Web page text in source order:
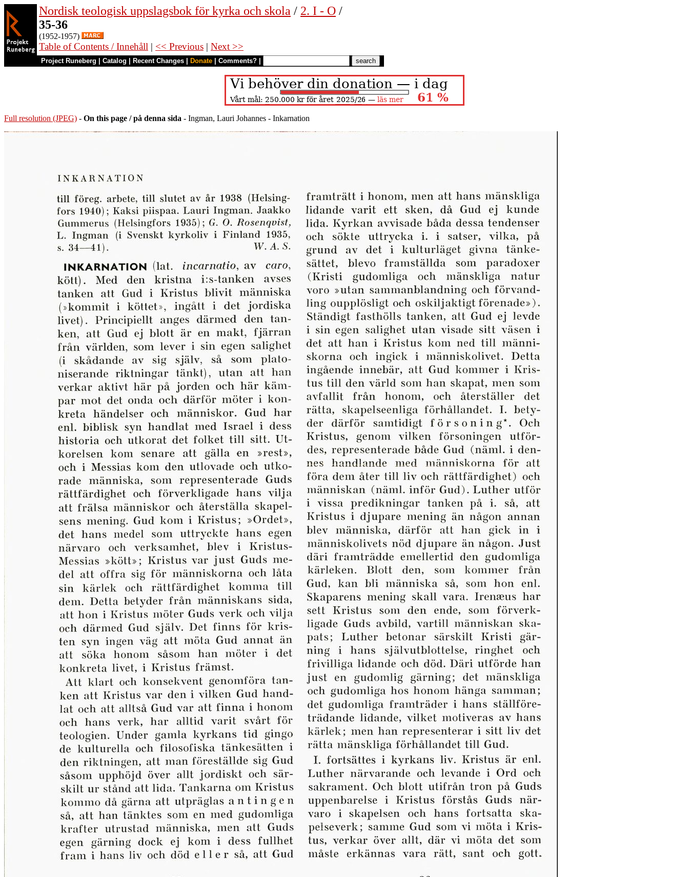
Nordisk teologisk uppslagsbok för kyrka och skola / 2. I - O /
35-36
(1952-1957)
Table of Contents / Innehåll | << Previous | Next >>
Project Runeberg Catalog Recent Changes Donate Comments?
Full resolution (JPEG) - On this page / på denna sida - Ingman, Lauri Johannes - Inkarnation